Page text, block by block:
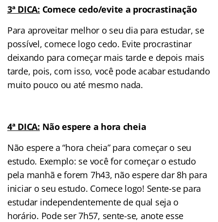
3ª DICA: Comece cedo/evite a procrastinação
Para aproveitar melhor o seu dia para estudar, se
possível, comece logo cedo. Evite procrastinar
deixando para começar mais tarde e depois mais
tarde, pois, com isso, você pode acabar estudando
muito pouco ou até mesmo nada.
4ª DICA: Não espere a hora cheia
Não espere a “hora cheia” para começar o seu
estudo. Exemplo: se você for começar o estudo
pela manhã e forem 7h43, não espere dar 8h para
iniciar o seu estudo. Comece logo! Sente-se para
estudar independentemente de qual seja o
horário. Pode ser 7h57, sente-se, anote esse